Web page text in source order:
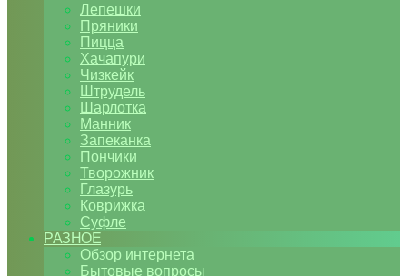
Лепешки
Пряники
Пицца
Хачапури
Чизкейк
Штрудель
Шарлотка
Манник
Запеканка
Пончики
Творожник
Глазурь
Коврижка
Суфле
РАЗНОЕ
Обзор интернета
Бытовые вопросы